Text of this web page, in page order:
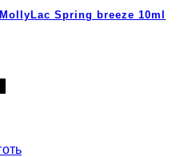
Spring breeze 10ml